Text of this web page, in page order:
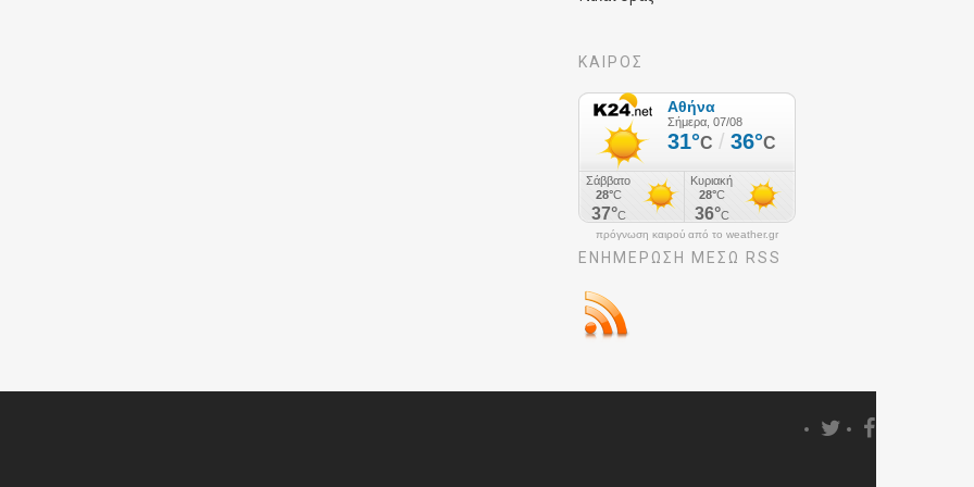
ΚΑΙΡΟΣ
πρόγνωση καιρού από το weather.gr
ΕΝΗΜΈΡΩΣΉ ΜΕΣΩ RSS